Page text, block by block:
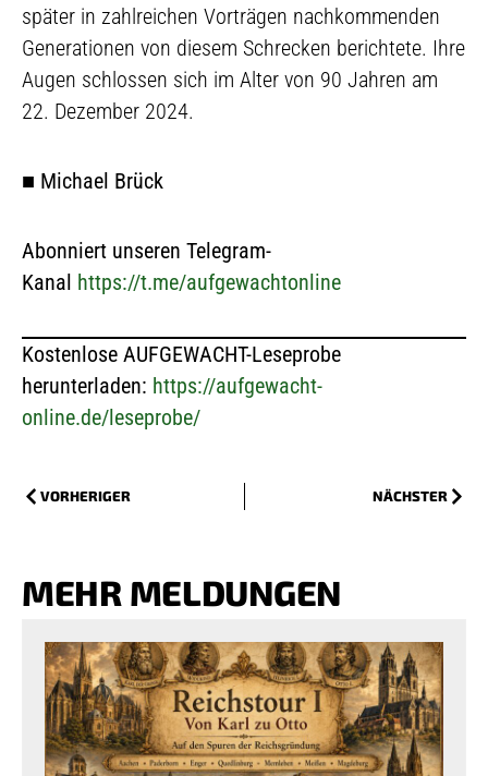
später in zahlreichen Vorträgen nachkommenden
Generationen von diesem Schrecken berichtete. Ihre
Augen schlossen sich im Alter von 90 Jahren am
22. Dezember 2024.
■ Michael Brück
Abonniert unseren Telegram-
Kanal https://t.me/aufgewachtonline
Kostenlose AUFGEWACHT-Leseprobe
herunterladen: https://aufgewacht-
online.de/leseprobe/
VORHERIGER NÄCHSTER
MEHR MELDUNGEN